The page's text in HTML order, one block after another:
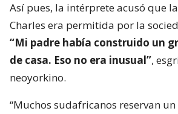
Así pues, la intérprete acusó que
Charles era permitida por la
“Mi padre había construido un
de casa. Eso no era inusual”,
neoyorkino.
“Muchos sudafricanos reservan un